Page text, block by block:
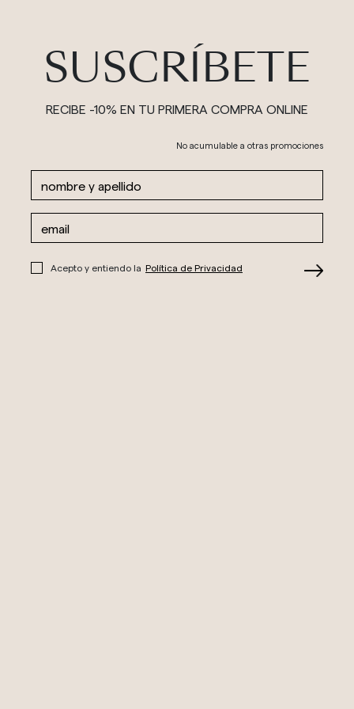
SUSCRÍBETE
RECIBE -10% EN TU PRIMERA COMPRA ONLINE
No acumulable a otras promociones
Acepto y entiendo la Política de Privacidad